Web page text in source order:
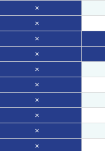
×
×
×
×
×
×
×
×
×
×